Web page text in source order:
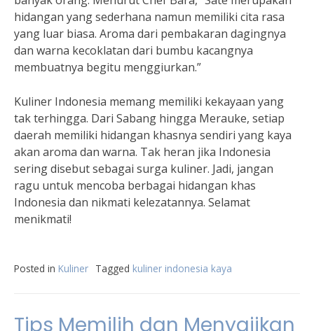
hidangan yang sederhana namun memiliki cita rasa
yang luar biasa. Aroma dari pembakaran dagingnya
dan warna kecoklatan dari bumbu kacangnya
membuatnya begitu menggiurkan.”
Kuliner Indonesia memang memiliki kekayaan yang
tak terhingga. Dari Sabang hingga Merauke, setiap
daerah memiliki hidangan khasnya sendiri yang kaya
akan aroma dan warna. Tak heran jika Indonesia
sering disebut sebagai surga kuliner. Jadi, jangan
ragu untuk mencoba berbagai hidangan khas
Indonesia dan nikmati kelezatannya. Selamat
menikmati!
Posted in Kuliner Tagged kuliner indonesia kaya
Tips Memilih dan Menyajikan